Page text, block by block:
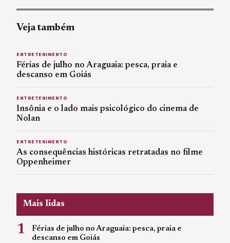
Veja também
ENTRETENIMENTO
Férias de julho no Araguaia: pesca, praia e
descanso em Goiás
ENTRETENIMENTO
Insônia e o lado mais psicológico do cinema de
Nolan
ENTRETENIMENTO
As consequências históricas retratadas no filme
Oppenheimer
Mais lidas
1
Férias de julho no Araguaia: pesca, praia e
descanso em Goiás